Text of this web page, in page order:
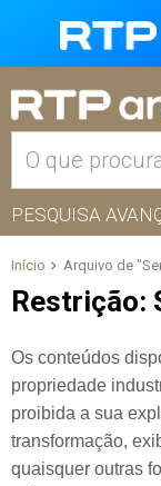
PESQUISA
Início Arquivo de
Restrição:
Os conteúdos
propriedade
proibida a sua
transformação,
quaisquer outras